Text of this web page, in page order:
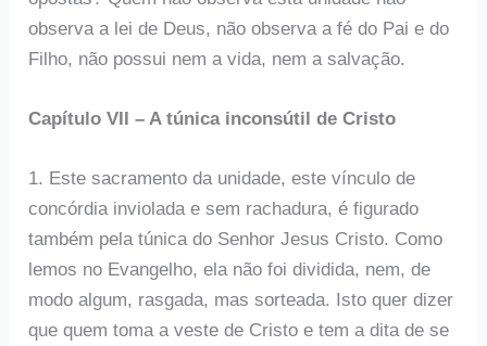
observa a lei de Deus, não observa a fé do Pai e do
Filho, não possui nem a vida, nem a salvação.
Capítulo VII – A túnica inconsútil de Cristo
1. Este sacramento da unidade, este vínculo de
concórdia inviolada e sem rachadura, é figurado
também pela túnica do Senhor Jesus Cristo. Como
lemos no Evangelho, ela não foi dividida, nem, de
modo algum, rasgada, mas sorteada. Isto quer dizer
que quem toma a veste de Cristo e tem a dita de se